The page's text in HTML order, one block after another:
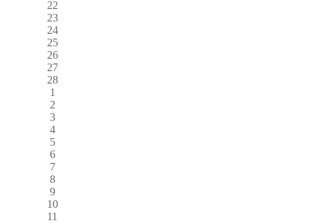
22
23
24
25
26
27
28
1
2
3
4
5
6
7
8
9
10
11